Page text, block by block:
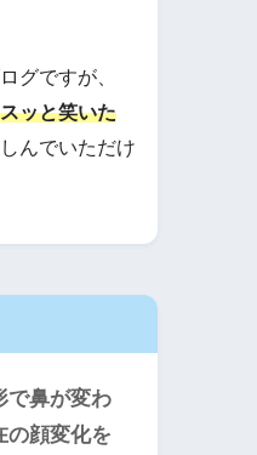
グですが、
ッと笑いた
んでいただけ
で鼻が変わ
の顔変化を